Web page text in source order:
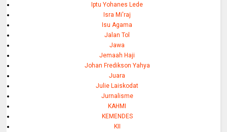
Iptu Yohanes Lede
Isra Mi'raj
Isu Agama
Jalan Tol
Jawa
Jemaah Haji
Johan Fredikson Yahya
Juara
Julie Laiskodat
Jurnalisme
KAHMI
KEMENDES
KII